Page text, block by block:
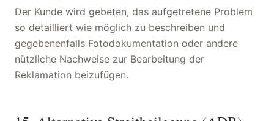
Der Kunde wird gebeten, das aufgetretene Problem
so detailliert wie möglich zu beschreiben und
gegebenenfalls Fotodokumentation oder andere
nützliche Nachweise zur Bearbeitung der
Reklamation beizufügen.